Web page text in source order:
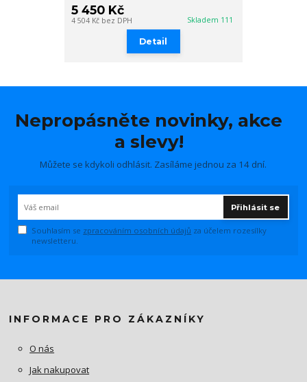
5 450 Kč
4 504 Kč bez DPH Skladem 111
Detail
Nepropásněte novinky, akce
a slevy!
Můžete se kdykoli odhlásit. Zasíláme jednou za 14 dní.
Přihlásit se
Souhlasím se zpracováním osobních údajů za účelem rozesílky
newsletteru.
INFORMACE PRO ZÁKAZNÍKY
O nás
Jak nakupovat